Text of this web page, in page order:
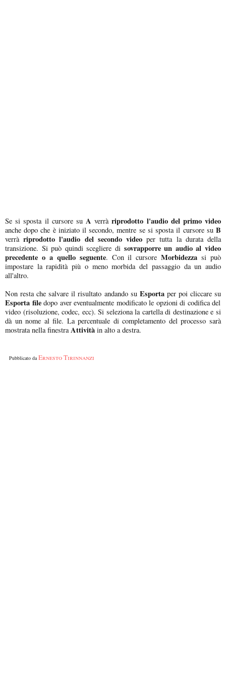
Se si sposta il cursore suA verràriprodotto l'audio del primo video
anche dopo che è iniziato il secondo, mentre se si sposta il cursore suB
verràriprodotto l'audio del secondo video per tutta la durata della
transizione. Si può quindi scegliere di sovrapporre un audio al video
precedente o a quello seguente. Con il cursore Morbidezza si può
impostare la rapidità più o meno morbida del passaggio da un audio
all'altro.
Non resta che salvare il risultato andando su Esportaper poi cliccare su
Esporta filedopo aver eventualmente modificato le opzioni di codifica del
video (risoluzione, codec, ecc). Si seleziona la cartella di destinazione e si
dà un nome al file. La percentuale di completamento del processo sarà
mostrata nella finestraAttività in alto a destra.
Pubblicato da Ernesto Tirinnanzi